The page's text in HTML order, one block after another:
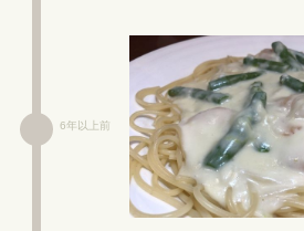
6年以上前